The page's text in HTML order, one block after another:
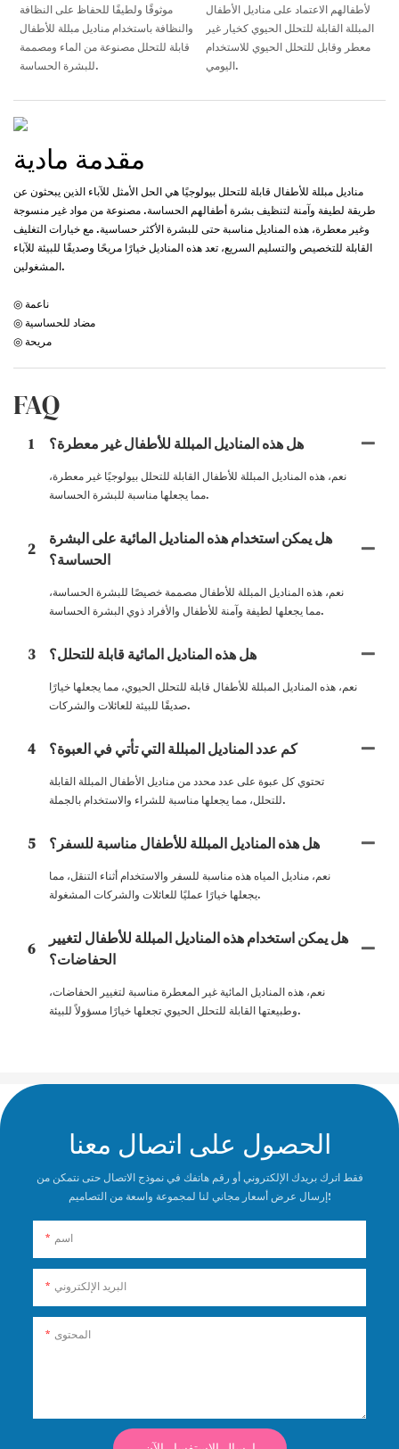
موثوقًا ولطيفًا للحفاظ على النظافة
والنظافة باستخدام مناديل مبللة للأطفال
قابلة للتحلل مصنوعة من الماء ومصممة
للبشرة الحساسة.
لأطفالهم الاعتماد على مناديل الأطفال
المبللة القابلة للتحلل الحيوي كخيار غير
معطر وقابل للتحلل الحيوي للاستخدام
اليومي.
مقدمة مادية
مناديل مبللة للأطفال قابلة للتحلل بيولوجيًا هي الحل الأمثل للآباء الذين يبحثون عن
طريقة لطيفة وآمنة لتنظيف بشرة أطفالهم الحساسة. مصنوعة من مواد غير منسوجة
وغير معطرة، هذه المناديل مناسبة حتى للبشرة الأكثر حساسية. مع خيارات التغليف
القابلة للتخصيص والتسليم السريع، تعد هذه المناديل خيارًا مريحًا وصديقًا للبيئة للآباء
المشغولين.
◎ مضاد للحساسية
◎ مريحة
FAQ
1 هل هذه المناديل المبللة للأطفال غير معطرة؟
نعم، هذه المناديل المبللة للأطفال القابلة للتحلل بيولوجيًا غير معطرة،
مما يجعلها مناسبة للبشرة الحساسة.
2
هل يمكن استخدام هذه المناديل المائية على البشرة
الحساسة؟
نعم، هذه المناديل المبللة للأطفال مصممة خصيصًا للبشرة الحساسة،
مما يجعلها لطيفة وآمنة للأطفال والأفراد ذوي البشرة الحساسة.
3 هل هذه المناديل المائية قابلة للتحلل؟
نعم، هذه المناديل المبللة للأطفال قابلة للتحلل الحيوي، مما يجعلها خيارًا
صديقًا للبيئة للعائلات والشركات.
4 كم عدد المناديل المبللة التي تأتي في العبوة؟
تحتوي كل عبوة على عدد محدد من مناديل الأطفال المبللة القابلة
للتحلل، مما يجعلها مناسبة للشراء والاستخدام بالجملة.
5 هل هذه المناديل المبللة للأطفال مناسبة للسفر؟
نعم، مناديل المياه هذه مناسبة للسفر والاستخدام أثناء التنقل، مما
يجعلها خيارًا عمليًا للعائلات والشركات المشغولة.
6
هل يمكن استخدام هذه المناديل المبللة للأطفال لتغيير
الحفاضات؟
نعم، هذه المناديل المائية غير المعطرة مناسبة لتغيير الحفاضات،
وطبيعتها القابلة للتحلل الحيوي تجعلها خيارًا مسؤولاً للبيئة.
الحصول على اتصال معنا
فقط اترك بريدك الإلكتروني أو رقم هاتفك في نموذج الاتصال حتى نتمكن من
إرسال عرض أسعار مجاني لنا لمجموعة واسعة من التصاميم!
اسم
البريد الإلكتروني
المحتوى